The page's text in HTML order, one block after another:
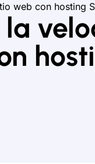
web con hosting